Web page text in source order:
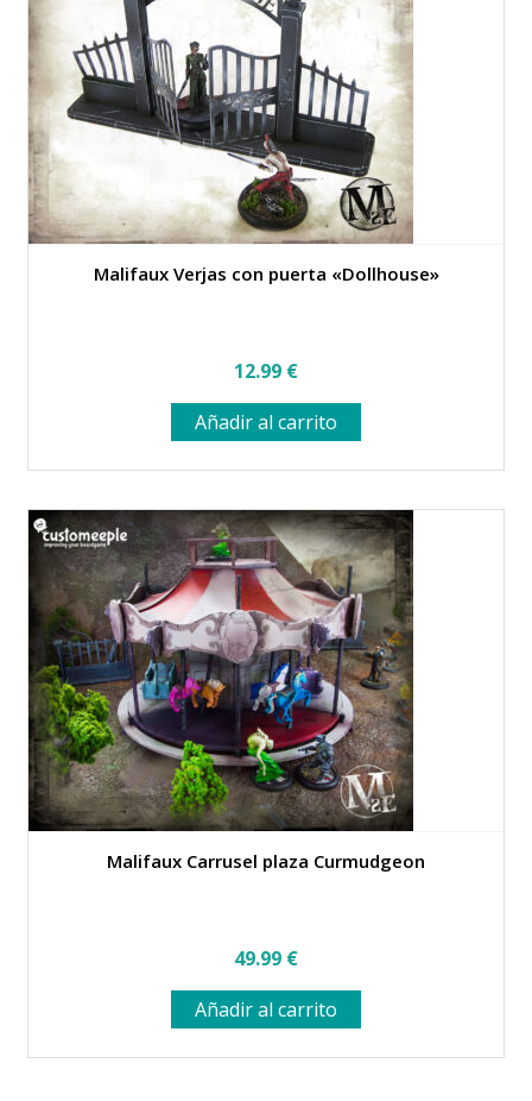
pueden
elegir
en
la
página
de
producto
Malifaux Verjas con puerta «Dollhouse»
12.99 €
Añadir al carrito
Malifaux Carrusel plaza Curmudgeon
49.99 €
Añadir al carrito